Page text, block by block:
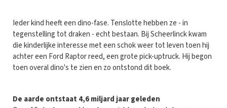
Ieder kind heeft een dino-fase. Tenslotte hebben ze - in
tegenstelling tot draken - echt bestaan. Bij Scheerlinck kwam
die kinderlijke interesse met een schok weer tot leven toen hij
achter een Ford Raptor reed, een grote pick-uptruck. Hij begon
toen overal dino's te zien en zo ontstond dit boek.
De aarde ontstaat 4,6 miljard jaar geleden